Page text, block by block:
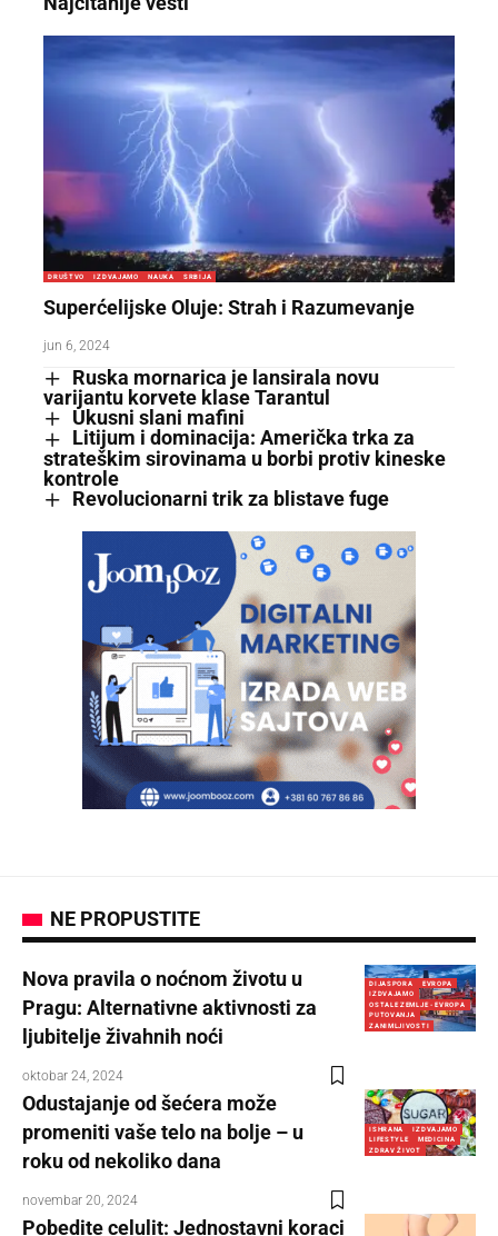
DRUŠTVO IZDVAJAMO NAUKA SRBIJA
Superćelijske Oluje: Strah i Razumevanje
jun 6, 2024
Ruska mornarica je lansirala novu
varijantu korvete klase Tarantul
Ukusni slani mafini
Litijum i dominacija: Američka trka za
strateškim sirovinama u borbi protiv kineske
kontrole
Revolucionarni trik za blistave fuge
NE PROPUSTITE
DIJASPORA
EVROPA
IZDVAJAMO
OSTALE ZEMLJE - EVROPA
PUTOVANJA
ZANIMLJIVOSTI
Nova pravila o noćnom životu u
Pragu: Alternativne aktivnosti za
ljubitelje živahnih noći
oktobar 24, 2024
ISHRANA
IZDVAJAMO
LIFESTYLE
MEDICINA
ZDRAV ŽIVOT
Odustajanje od šećera može
promeniti vaše telo na bolje – u
roku od nekoliko dana
novembar 20, 2024
Pobedite celulit: Jednostavni koraci